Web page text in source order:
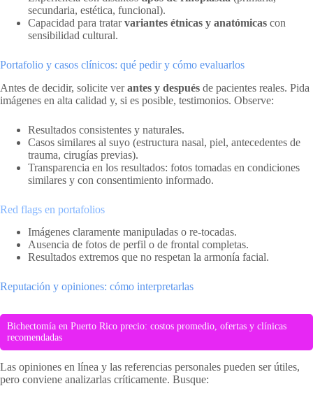
secundaria, estética, funcional).
Capacidad para tratarvariantes étnicas y anatómicas con
sensibilidad cultural.
Portafolio y casos clínicos: qué pedir y cómo evaluarlos
Antes de decidir, solicite verantes y después de pacientes reales. Pida
imágenes en alta calidad y, si es posible, testimonios. Observe:
Resultados consistentes y naturales.
Casos similares al suyo (estructura nasal, piel, antecedentes de
trauma, cirugías previas).
Transparencia en los resultados: fotos tomadas en condiciones
similares y con consentimiento informado.
Red flags en portafolios
Imágenes claramente manipuladas o re-tocadas.
Ausencia de fotos de perfil o de frontal completas.
Resultados extremos que no respetan la armonía facial.
Reputación y opiniones: cómo interpretarlas
Bichectomía en Puerto Rico precio: costos promedio, ofertas y clínicas
recomendadas
Las opiniones en línea y las referencias personales pueden ser útiles,
pero conviene analizarlas críticamente. Busque: